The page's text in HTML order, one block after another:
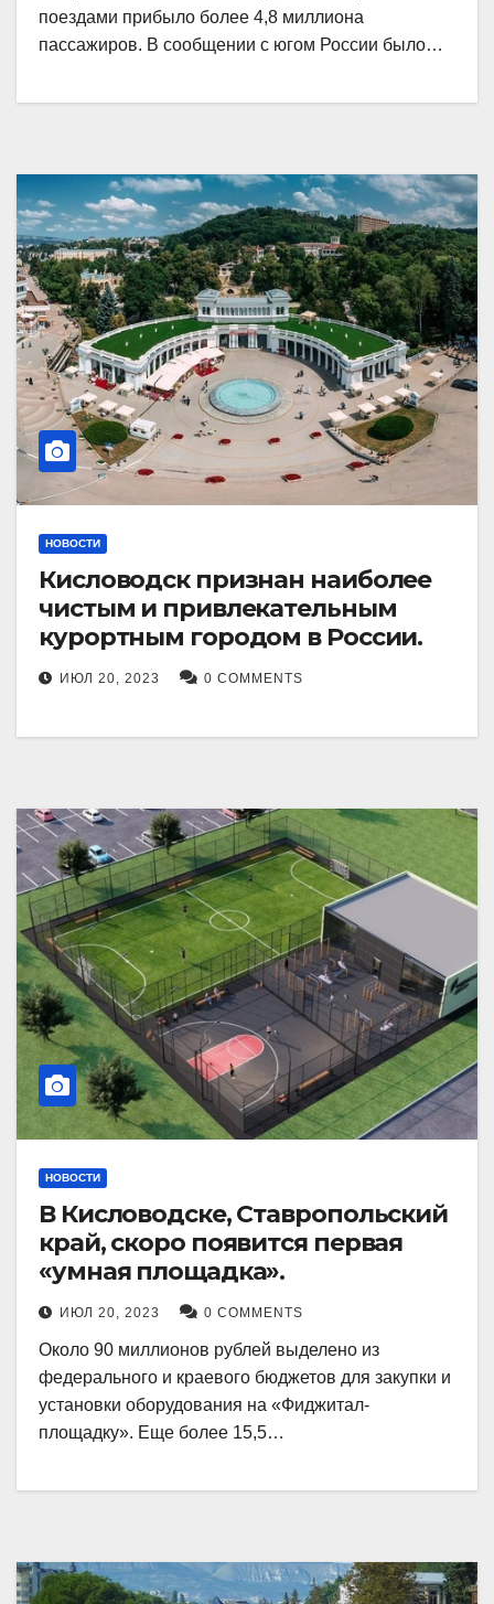
поездами прибыло более 4,8 миллиона
пассажиров. В сообщении с югом России было…
НОВОСТИ
Кисловодск признан наиболее
чистым и привлекательным
курортным городом в России.
ИЮЛ 20, 2023 0 COMMENTS
НОВОСТИ
В Кисловодске, Ставропольский
край, скоро появится первая
«умная площадка».
ИЮЛ 20, 2023 0 COMMENTS
Около 90 миллионов рублей выделено из
федерального и краевого бюджетов для закупки и
установки оборудования на «Фиджитал-
площадку». Еще более 15,5…